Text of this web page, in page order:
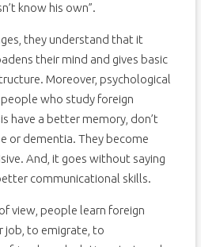
know his own”.
they understand that it
their mind and gives basic
Moreover, psychological
who study foreign
have a better memory, don’t
or dementia. They become
And, it goes without saying
communicational skills.
view, people learn foreign
job, to emigrate, to